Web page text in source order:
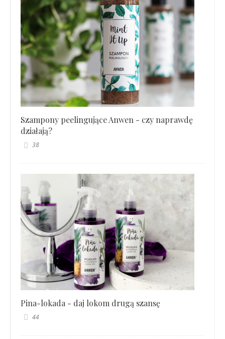
Szampony peelingujące Anwen - czy naprawdę
działają?
38
Pina-lokada - daj lokom drugą szansę
44